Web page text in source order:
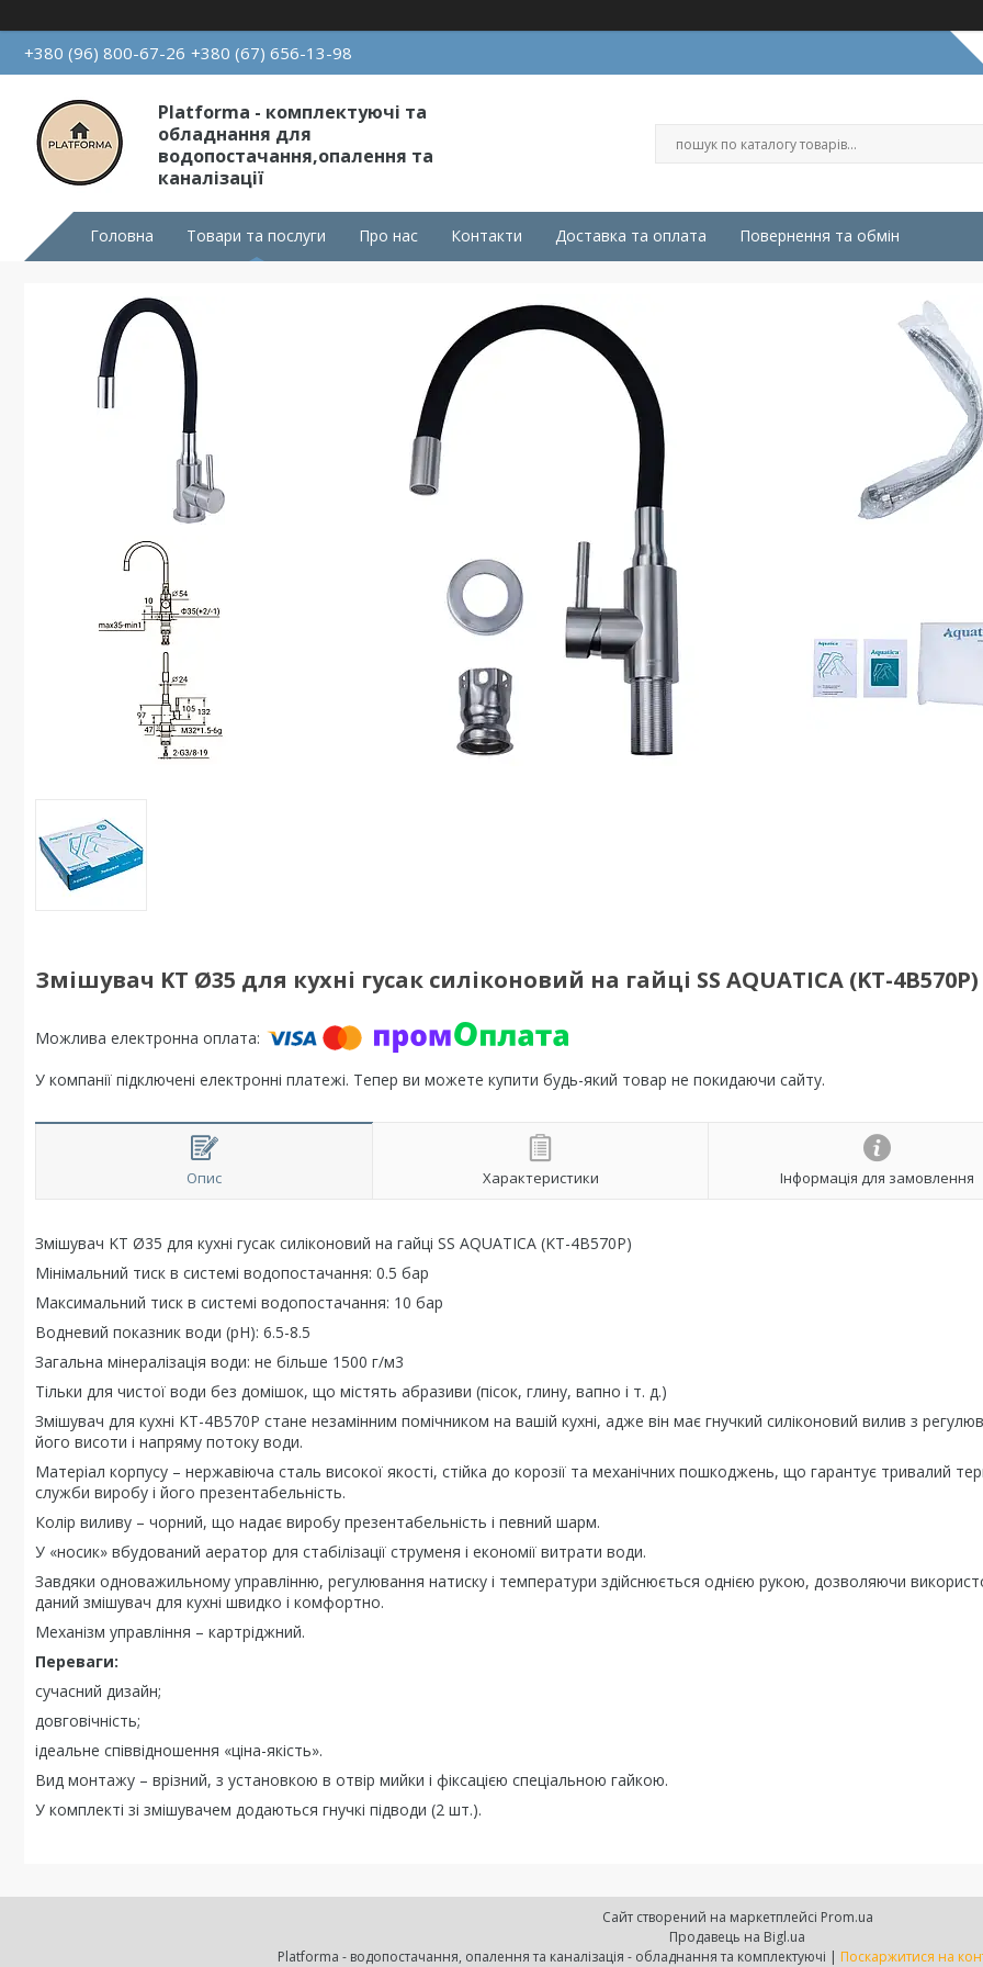
+380 (96) 800-67-26 +380 (67) 656-13-98
Platforma - комплектуючі та
обладнання для
водопостачання,опалення та
каналізації
Головна Товари та послуги Про нас Контакти Доставка та оплата Повернення та обмін
Змішувач KT Ø35 для кухні гусак силіконовий на гайці SS AQUATICA (KT-4B570P)
У компанії підключені електронні платежі. Тепер ви можете купити будь-який товар не покидаючи сайту.
Опис Характеристики Інформація для замовлення
Змішувач KT Ø35 для кухні гусак силіконовий на гайці SS AQUATICA (KT-4B570P)
Мінімальний тиск в системі водопостачання: 0.5 бар
Максимальний тиск в системі водопостачання: 10 бар
Водневий показник води (pH): 6.5-8.5
Загальна мінералізація води: не більше 1500 г/м3
Тільки для чистої води без домішок, що містять абразиви (пісок, глину, вапно і т. д.)
Змішувач для кухні KT-4B570P стане незамінним помічником на вашій кухні, адже він має гнучкий силіконовий вилив з
його висоти і напряму потоку води.
Матеріал корпусу – нержавіюча сталь високої якості, стійка до корозії та механічних пошкоджень, що гарантує тривалий
служби виробу і його презентабельність.
Колір виливу – чорний, що надає виробу презентабельність і певний шарм.
У «носик» вбудований аератор для стабілізації струменя і економії витрати води.
Завдяки одноважильному управлінню, регулювання натиску і температури здійснюється однією рукою, дозволяючи
даний змішувач для кухні швидко і комфортно.
Механізм управління – картріджний.
Переваги:
сучасний дизайн;
довговічність;
ідеальне співвідношення «ціна-якість».
Вид монтажу – врізний, з установкою в отвір мийки і фіксацією спеціальною гайкою.
У комплекті зі змішувачем додаються гнучкі підводи (2 шт.).
Сайт створений на маркетплейсі Prom.ua
Продавець на Bigl.ua
Platforma - водопостачання, опалення та каналізація - обладнання та комплектуючі | Поскаржитися на